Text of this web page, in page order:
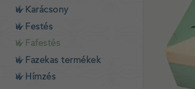
Karácsony
Festés
Fafestés
Fazekas termékek
Hímzés